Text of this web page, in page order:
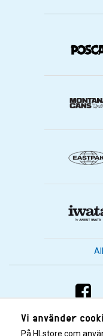
Vi använder
På HLstore.com